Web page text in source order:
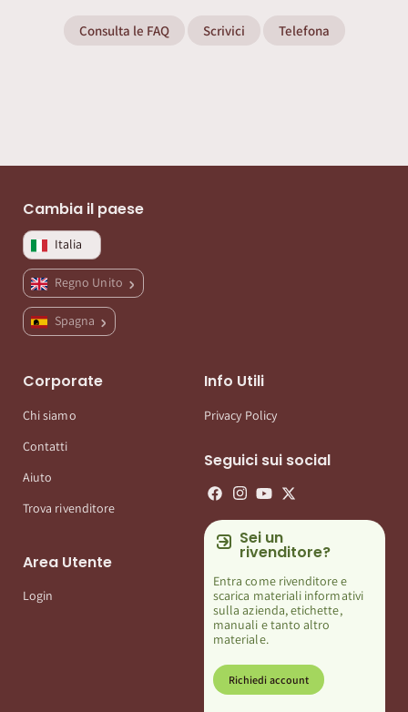
Consulta le FAQ Scrivici Telefona
Cambia il paese
Italia
Regno Unito
Spagna
Corporate
Chi siamo
Contatti
Aiuto
Trova rivenditore
Area Utente
Login
Info Utili
Privacy Policy
Seguici sui social
Sei un
rivenditore?
Entra come rivenditore e
scarica materiali informativi
sulla azienda, etichette,
manuali e tanto altro
materiale.
Richiedi account